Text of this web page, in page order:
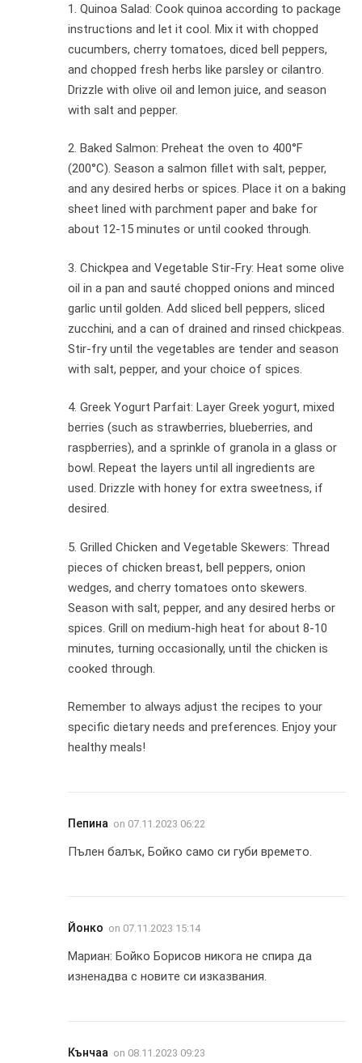
1. Quinoa Salad: Cook quinoa according to package
instructions and let it cool. Mix it with chopped
cucumbers, cherry tomatoes, diced bell peppers,
and chopped fresh herbs like parsley or cilantro.
Drizzle with olive oil and lemon juice, and season
with salt and pepper.
2. Baked Salmon: Preheat the oven to 400°F
(200°C). Season a salmon fillet with salt, pepper,
and any desired herbs or spices. Place it on a baking
sheet lined with parchment paper and bake for
about 12-15 minutes or until cooked through.
3. Chickpea and Vegetable Stir-Fry: Heat some olive
oil in a pan and sauté chopped onions and minced
garlic until golden. Add sliced bell peppers, sliced
zucchini, and a can of drained and rinsed chickpeas.
Stir-fry until the vegetables are tender and season
with salt, pepper, and your choice of spices.
4. Greek Yogurt Parfait: Layer Greek yogurt, mixed
berries (such as strawberries, blueberries, and
raspberries), and a sprinkle of granola in a glass or
bowl. Repeat the layers until all ingredients are
used. Drizzle with honey for extra sweetness, if
desired.
5. Grilled Chicken and Vegetable Skewers: Thread
pieces of chicken breast, bell peppers, onion
wedges, and cherry tomatoes onto skewers.
Season with salt, pepper, and any desired herbs or
spices. Grill on medium-high heat for about 8-10
minutes, turning occasionally, until the chicken is
cooked through.
Remember to always adjust the recipes to your
specific dietary needs and preferences. Enjoy your
healthy meals!
Пепина on 07.11.2023 06:22
Пълен балък, Бойко само си губи времето.
Йонко on 07.11.2023 15:14
Мариан: Бойко Борисов никога не спира да
изненадва с новите си изказвания.
Кънчаа on 08.11.2023 09:23